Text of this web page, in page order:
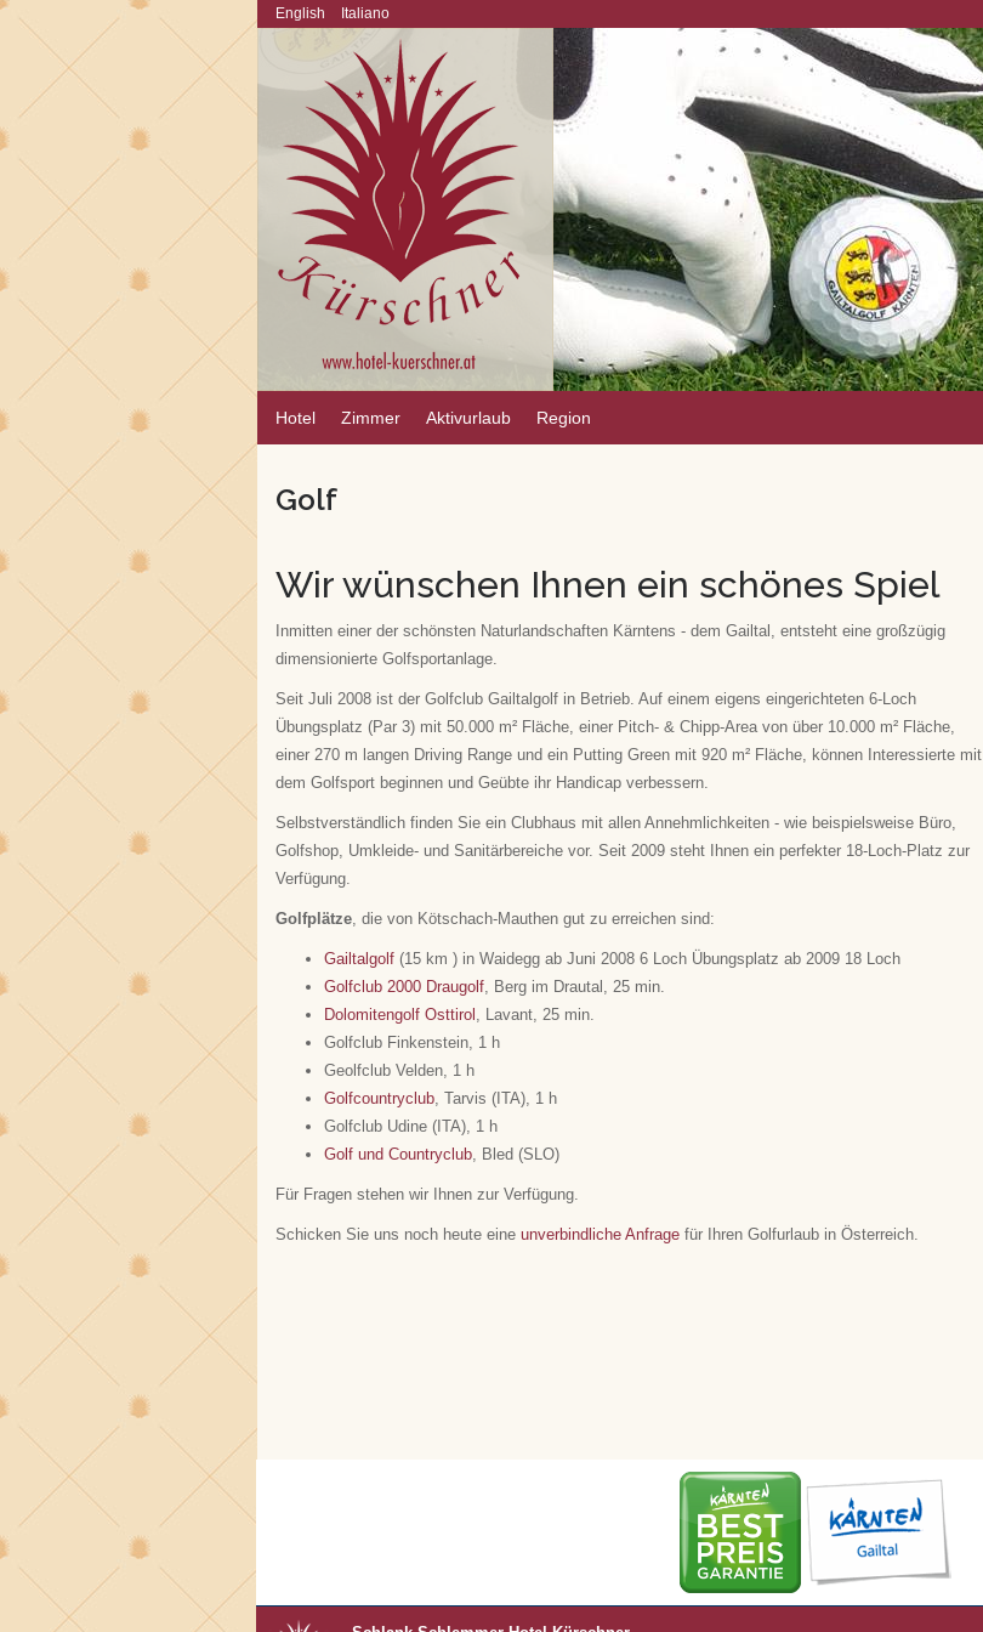
English Italiano
Hotel Zimmer Aktivurlaub Region
Golf
Wir wünschen Ihnen ein schönes Spiel
Inmitten einer der schönsten Naturlandschaften Kärntens - dem Gailtal, entsteht eine großzügig
dimensionierte Golfsportanlage.
Seit Juli 2008 ist der Golfclub Gailtalgolf in Betrieb. Auf einem eigens eingerichteten 6-Loch
Übungsplatz (Par 3) mit 50.000 m² Fläche, einer Pitch- & Chipp-Area von über 10.000 m² Fläche,
einer 270 m langen Driving Range und ein Putting Green mit 920 m² Fläche, können Interessierte mit
dem Golfsport beginnen und Geübte ihr Handicap verbessern.
Selbstverständlich finden Sie ein Clubhaus mit allen Annehmlichkeiten - wie beispielsweise Büro,
Golfshop, Umkleide- und Sanitärbereiche vor. Seit 2009 steht Ihnen ein perfekter 18-Loch-Platz zur
Verfügung.
Golfplätze, die von Kötschach-Mauthen gut zu erreichen sind:
Gailtalgolf(15 km ) in Waidegg ab Juni 2008 6 Loch Übungsplatz ab 2009 18 Loch
Golfclub 2000 Draugolf, Berg im Drautal, 25 min.
Dolomitengolf Osttirol , Lavant, 25 min.
Golfclub Finkenstein, 1 h
Geolfclub Velden, 1 h
Golfcountryclub, Tarvis (ITA), 1 h
Golfclub Udine (ITA), 1 h
Golf und Countryclub, Bled (SLO)
Für Fragen stehen wir Ihnen zur Verfügung.
Schicken Sie uns noch heute eine unverbindliche Anfragefür Ihren Golfurlaub in Österreich.